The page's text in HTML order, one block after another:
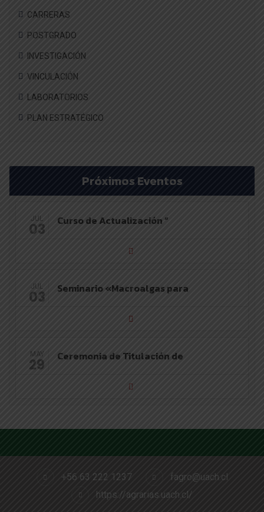
CARRERAS
POSTGRADO
INVESTIGACIÓN
VINCULACIÓN
LABORATORIOS
PLAN ESTRATÉGICO
Próximos Eventos
JUL
03 Curso de Actualización “
JUL
03 Seminario «Macroalgas para
MAY
29 Ceremonia de Titulación de
+56 63 222 1237
fagro@uach.cl
https://agrarias.uach.cl/